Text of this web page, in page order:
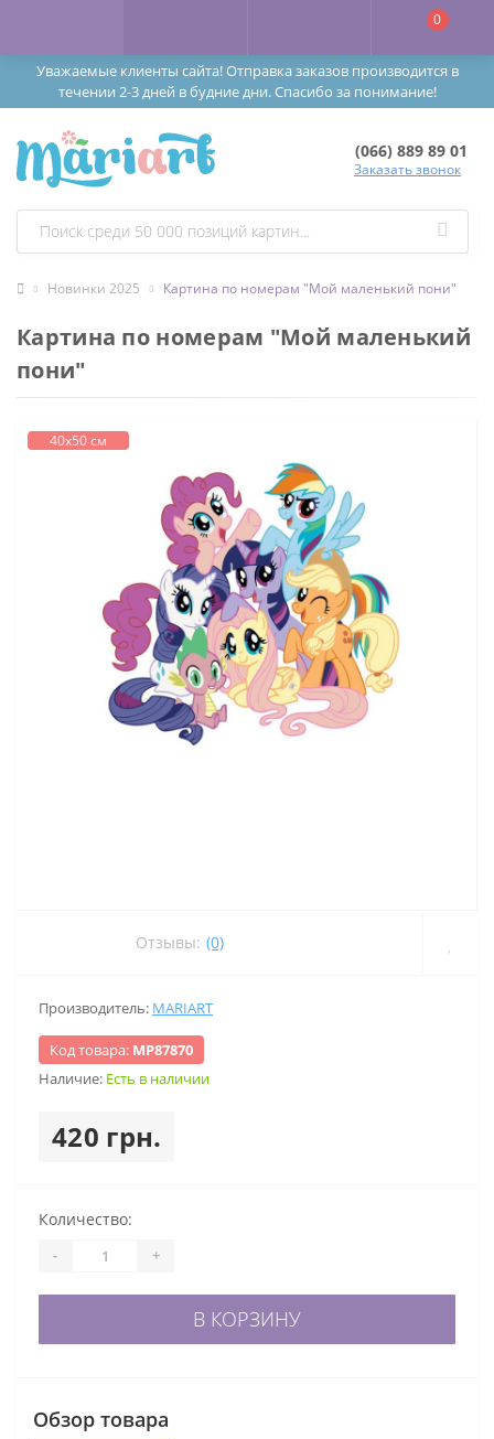
Уважаемые клиенты сайта! Отправка заказов производится в
течении 2-3 дней в будние дни. Спасибо за понимание!
0
(066) 889 89 01
Заказать звонок
Новинки 2025 Картина по номерам "Мой маленький пони"
Картина по номерам "Мой маленький
пони"
40х50 см
Отзывы: (0)
Производитель: MARIART
Код товара: МР87870
Наличие: Есть в наличии
420 грн.
Количество:
- +
В КОРЗИНУ
Обзор товара